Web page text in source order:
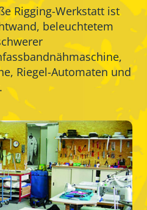
Rigging-Werkstatt ist
beleuchtetem
Riegel-Automaten und